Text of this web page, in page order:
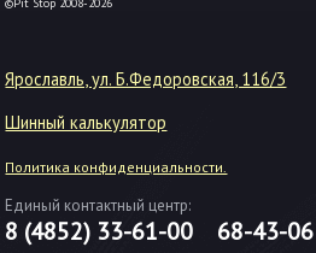
Ярославль, ул. Б.Федоровская, 116/3
Шинный калькулятор
Политика конфиденциальности.
Единый контактный центр:
8 (4852) 33-61-00 68-43-06